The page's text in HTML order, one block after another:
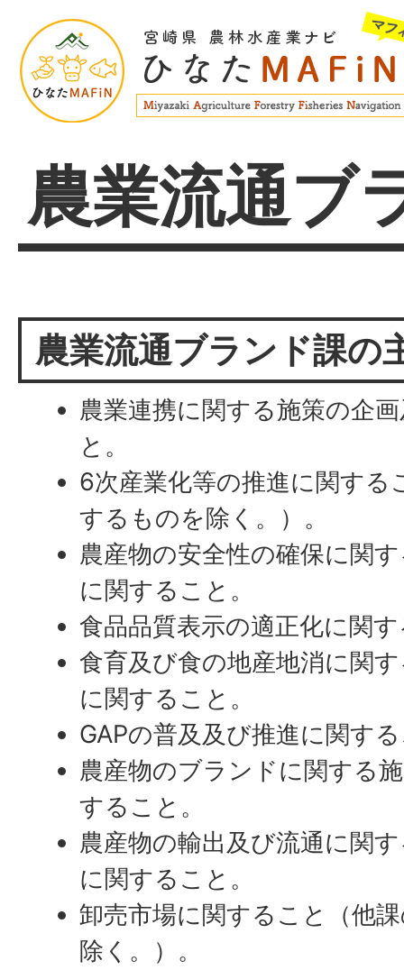
農業流通ブ
農業流通ブランド課の
農業連携に関する施策の企
と。
6次産業化等の推進に関する
するものを除く。）。
農産物の安全性の確保に関
に関すること。
食品品質表示の適正化に関
食育及び食の地産地消に関
に関すること。
GAPの普及及び推進に関す
農産物のブランドに関する
すること。
農産物の輸出及び流通に関
に関すること。
卸売市場に関すること（他
除く。）。